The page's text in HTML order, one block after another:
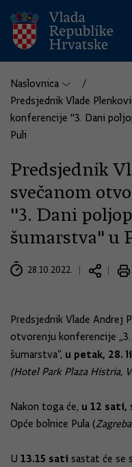
Naslovnica
Predsjednik Vlade
konferencije ''3. Dani
Puli
Predsjednik
svečanom
''3. Dani
šumarstva" u
28.10.2022.
Predsjednik Vlade Andrej
otvorenju konferencije
šumarstva“, u petak, 28.
(Hotel Park Plaza Histria,
Nakon toga će, u 12 sati,
Opće bolnice Pula (
U 13.15 sati sastat će se